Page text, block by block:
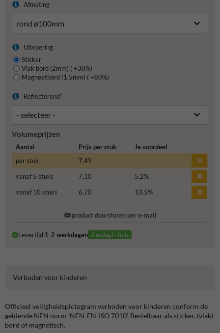
Afmeting
Uitvoering
Sticker
Vlak bord (2mm) ( +30%)
Magneetbord (1,5mm) ( +80%)
Reflecterend*
Volumeprijzen
Aantal Prijs per stuk
Je voordeel
per stuk
7,49
vanaf 5 stuks
7,10 5,2%
vanaf 10 stuks
6,70 10,5%
product doorsturen per e-mail
Levertijd:1-2 werkdagen dinsdag in huis
Verboden voor kinderen
Officieel veiligheidspictogram verboden voor kinderen conform de
geldende NEN norm ‘NEN-EN-ISO 7010’. Bestelbaar als sticker, (vlak)
bord of magnetisch.